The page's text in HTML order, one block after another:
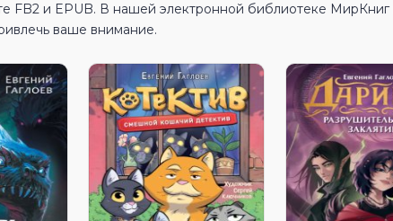
FB2 и EPUB. В нашей электронной библиотеке МирКниг
ваше внимание.